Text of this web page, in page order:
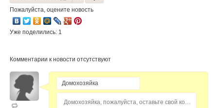
Пожалуйста, оцените новость
Уже поделились: 1
Комментарии к новости отсутствуют